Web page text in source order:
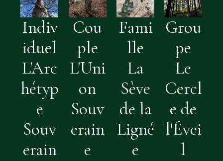
Indiv
iduel
L'Arc
hétyp
e
Souv
erain
Cou
ple
L'Uni
on
Souv
erain
e
Fami
lle
La
Sève
de la
Ligné
e
Grou
pe
Le
Cercl
e de
l'Évei
l